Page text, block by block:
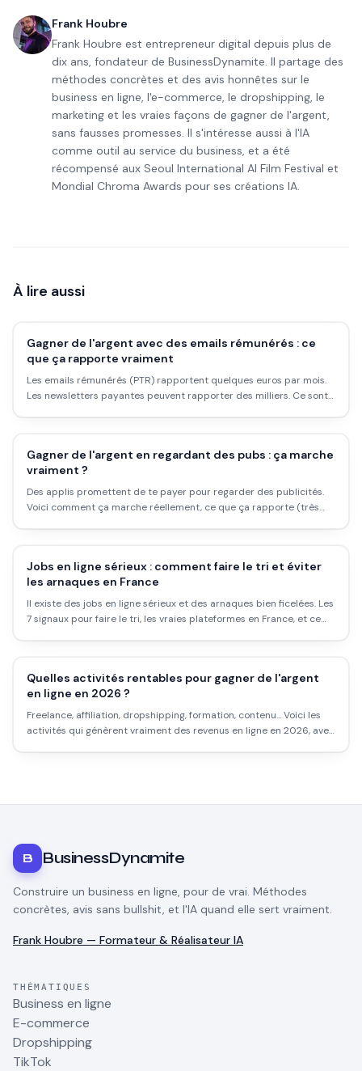
Frank Houbre
Frank Houbre est entrepreneur digital depuis plus de
dix ans, fondateur de BusinessDynamite. Il partage des
méthodes concrètes et des avis honnêtes sur le
business en ligne, l'e-commerce, le dropshipping, le
marketing et les vraies façons de gagner de l'argent,
sans fausses promesses. Il s'intéresse aussi à l'IA
comme outil au service du business, et a été
récompensé aux Seoul International AI Film Festival et
Mondial Chroma Awards pour ses créations IA.
À lire aussi
Gagner de l'argent avec des emails rémunérés : ce
que ça rapporte vraiment
Les emails rémunérés (PTR) rapportent quelques euros par mois.
Les newsletters payantes peuvent rapporter des milliers. Ce sont
Gagner de l'argent en regardant des pubs : ça marche
vraiment ?
Des applis promettent de te payer pour regarder des publicités.
Voici comment ça marche réellement, ce que ça rapporte (très
Jobs en ligne sérieux : comment faire le tri et éviter
les arnaques en France
Il existe des jobs en ligne sérieux et des arnaques bien ficelées. Les
7 signaux pour faire le tri, les vraies plateformes en France, et ce
Quelles activités rentables pour gagner de l'argent
en ligne en 2026 ?
Freelance, affiliation, dropshipping, formation, contenu... Voici les
activités qui génèrent vraiment des revenus en ligne en 2026, avec
B BusinessDynamite
Construire un business en ligne, pour de vrai. Méthodes
concrètes, avis sans bullshit, et l'IA quand elle sert vraiment.
Frank Houbre — Formateur & Réalisateur IA
THÉMATIQUES
Business en ligne
E-commerce
Dropshipping
TikTok